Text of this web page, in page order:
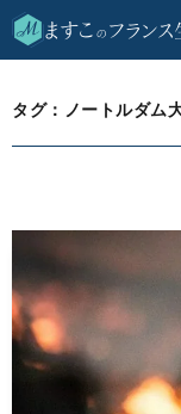
HOME ノートルダ
タグ：ノートルダム